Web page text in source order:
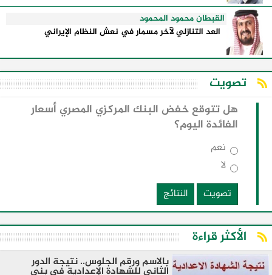
القبطان محمود المحمود
العد التنازلي لآخر مسمار في نعش النظام الإيراني
تصويت
هل تتوقع خفض البنك المركزي المصري أسعار
الفائدة اليوم؟
نعم
لا
تصويت
النتائج
الأكثر قراءة
بالاسم ورقم الجلوس.. نتيجة الدور
الثاني للشهادة الإعدادية فى بنى